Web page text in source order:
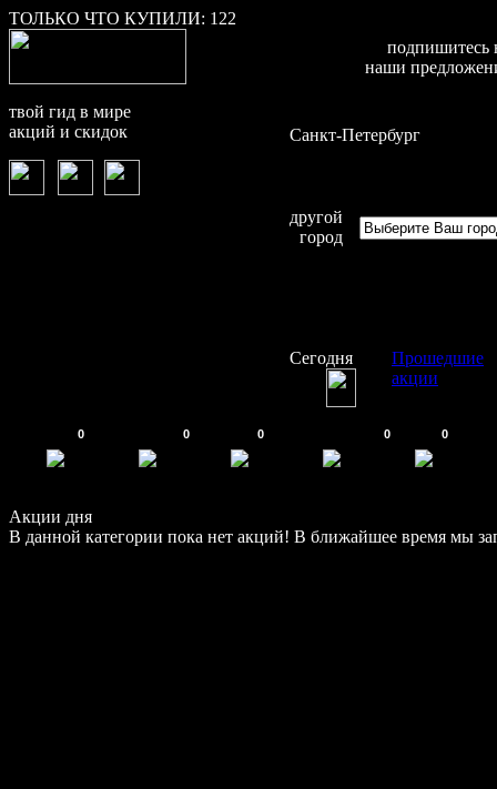
ТОЛЬКО ЧТО КУПИЛИ: 122
твой гид в мире
акций и скидок
подпишитесь
наши
Санкт-Петербург
другой
город
Сегодня
Прошедшие
акции
0 0 0 0 0
Акции дня
В данной категории пока нет акций! В ближайшее время мы